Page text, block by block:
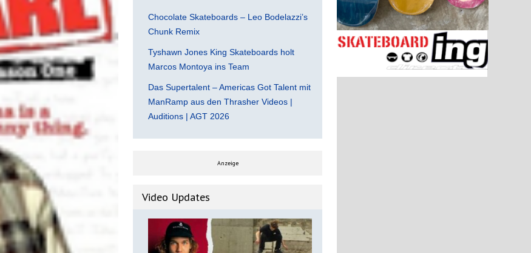
Chocolate Skateboards – Leo Bodelazzi’s
Chunk Remix
Tyshawn Jones King Skateboards holt
Marcos Montoya ins Team
Das Supertalent – Americas Got Talent mit
ManRamp aus den Thrasher Videos |
Auditions | AGT 2026
Anzeige
Video Updates